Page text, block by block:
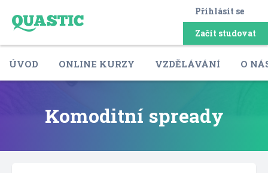
Přihlásit se
Začít studovat
ÚVOD ONLINE KURZY VZDĚLÁVÁNÍ O
Komoditní spready